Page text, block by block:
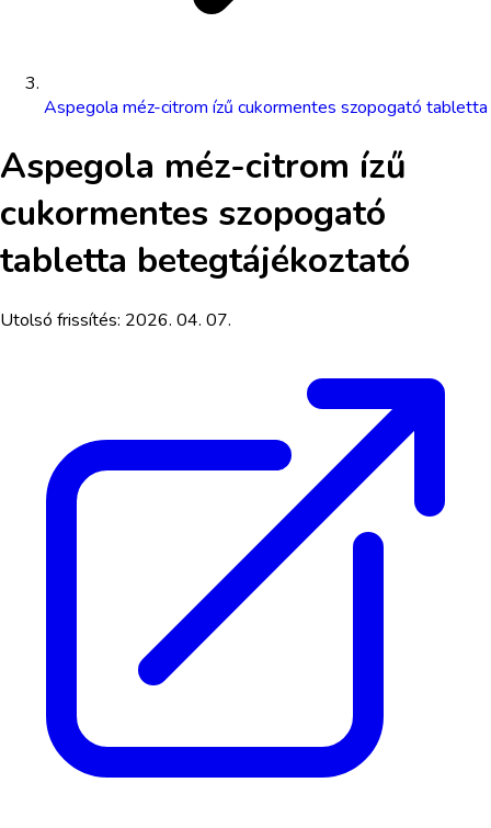
Aspegola méz-citrom ízű cukormentes szopogató tabletta
Aspegola méz-citrom ízű
cukormentes szopogató
tabletta betegtájékoztató
Utolsó frissítés: 2026. 04. 07.